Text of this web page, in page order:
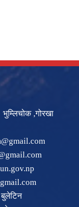
,गोरखा
बुलेटिन